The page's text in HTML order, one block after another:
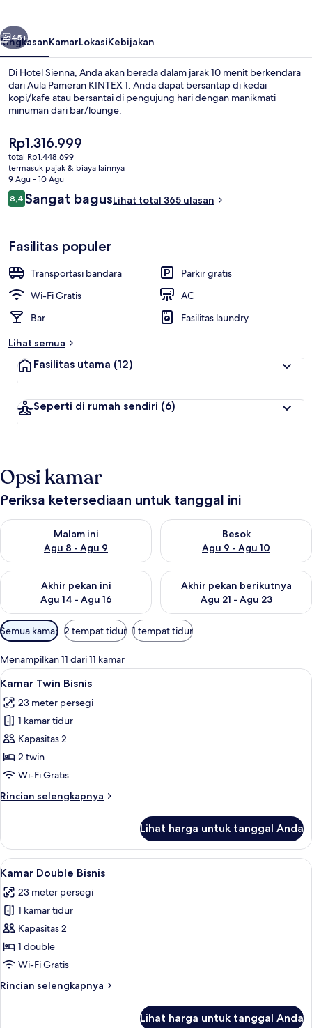
Berikutnya
45+
RingkasanKamarLokasiKebijakan
Di Hotel Sienna, Anda akan berada dalam jarak 10 menit berkendara
dari Aula Pameran KINTEX 1. Anda dapat bersantap di kedai
kopi/kafe atau bersantai di pengujung hari dengan manikmati
minuman dari bar/lounge.
Harga
saat
ini
Rp1.316.999
Rp1.316.999
total Rp1.448.699
termasuk pajak & biaya lainnya
9 Agu - 10 Agu
Ulasan
8,48,4 dari 10
Sangat bagusLihat total 365 ulasan
Fasilitas populer
Transportasi bandara
Parkir gratis
Wi-Fi Gratis
AC
Bar
Fasilitas laundry
Lihat semua
Fasilitas utama (12)
Seperti di rumah sendiri (6)
Opsi kamar
Periksa ketersediaan untuk tanggal ini
Malam ini
Agu 8 - Agu 9
Periksa ketersediaan untuk malam ini Agu 8 - Agu 9
Besok
Agu 9 - Agu 10
Periksa ketersediaan untuk
Akhir pekan ini
Agu 14 - Agu 16
Periksa ketersediaan untuk akhir pekan ini Agu 14 - Agu 16
Akhir pekan berikutnya
Agu 21 - Agu 23
Periksa ketersediaan untuk
Filter
tersedia
untuk
kamar
Semua kamar 2 tempat tidur 1 tempat tidur
Menampilkan 11 dari 11 kamar
Lihat
semua
foto
untuk
Kamar
Twin
Bisnis
Kamar Twin Bisnis | Minibar,
3
Kamar Twin Bisnis
23 meter persegi
1 kamar tidur
Kapasitas 2
2 twin
Wi-Fi Gratis
Rincian selengkapnya
Rincian
Kamar
Twin
Bisnis
Lihat harga untuk tanggal Anda
Lihat
semua
foto
untuk
Kamar
Double
Bisnis
Kamar Double Bisnis | Minibar,
3
Kamar Double Bisnis
23 meter persegi
1 kamar tidur
Kapasitas 2
1 double
Wi-Fi Gratis
Rincian selengkapnya
Rincian
Lihat harga untuk tanggal Anda